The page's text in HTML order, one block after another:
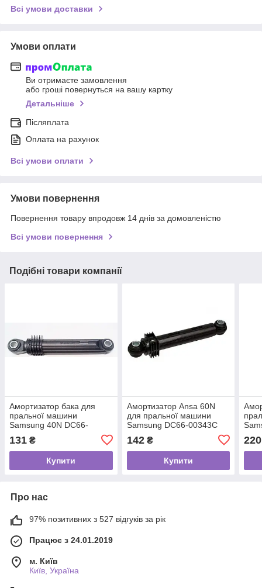
Всі умови доставки
Умови оплати
Ви отримаєте замовлення
або гроші повернуться на вашу картку
Детальніше
Післяплата
Оплата на рахунок
Всі умови оплати
Умови повернення
Повернення товару впродовж 14 днів за домовленістю
Всі умови повернення
Подібні товари компанії
Амортизатор бака для
пральної машини
Samsung 40N DC66-
131 ₴
Купити
Амортизатор Ansa 60N
для пральної машини
Samsung DC66-00343C
142₴
Купити
D
220
Про нас
97% позитивних з 527 відгуків за рік
Працює з 24.01.2019
м. Київ
Київ, Україна